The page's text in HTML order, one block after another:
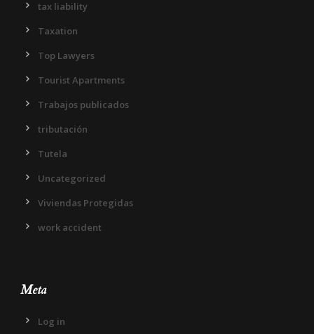
tax liability
Taxation
Top Lawyers
Tourist Apartments
Trabajos publicados
tributación
Tutela
Uncategorized
Viviendas Protegidas
work accident
Meta
Log in